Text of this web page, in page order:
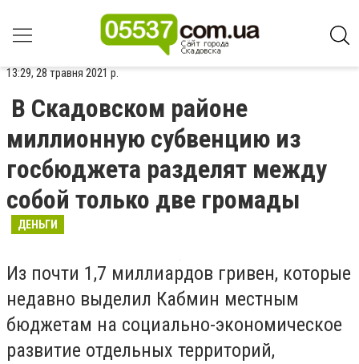
13:29, 28 травня 2021 р.
В Скадовском районе
миллионную субвенцию из
госбюджета разделят между
собой только две громады
ДЕНЬГИ
Из почти 1,7 миллиардов гривен, которые
недавно выделил Кабмин местным
бюджетам на социально-экономическое
развитие отдельных территорий,